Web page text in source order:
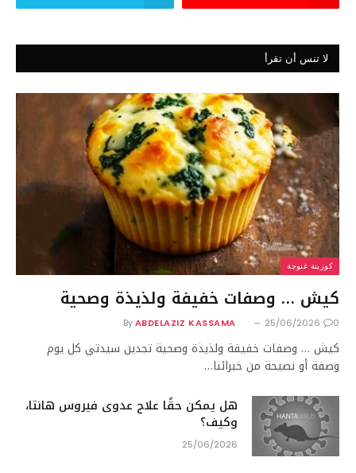
لا تنس أن تقرأ
كوزينة غنوجة
كيش … وصفات خفيفة ولذيذة وصحية
By ABDELAZIZ KASSAMA 25/06/2026 0
كيش … وصفات خفيفة ولذيذة وصحية تجدين سيدتي كل يوم
وصفة أو نصيحة من خبرائنا…
هل يمكن حقًا علاج عدوى فيروس هانتا،
وكيف؟
25/06/2026